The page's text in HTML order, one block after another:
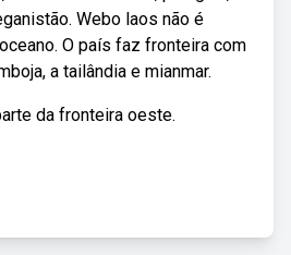
Webo laos não é
O país faz fronteira com
a tailândia e mianmar.
da fronteira oeste.